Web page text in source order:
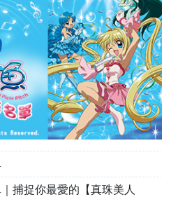
捕捉你最愛的【真珠美人